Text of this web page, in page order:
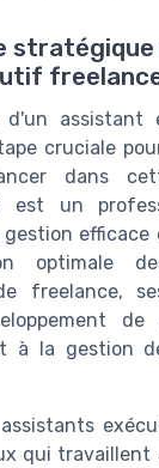
stratégique
d'un assistant
cruciale
dans
est un
efficace
optimale
freelance,
de
à la gestion
qui